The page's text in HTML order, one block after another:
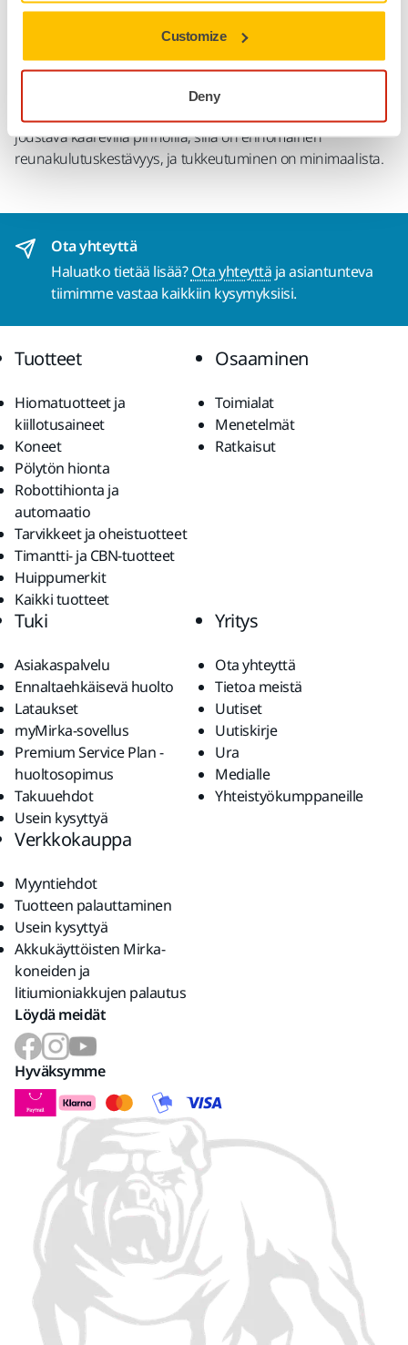
Customize
Deny
Lataukset
Coarse Cut on ihanteellinen kaikenlaiseen karkeahiontaan,
sillä tuotteessa on käytetty vahvistettua taustamateriaalia ja
Mirkan kehittämää Progressive Bond -tekniikkaa. Tuote on
joustava kaarevilla pinnoilla, sillä on erinomainen
reunakulutuskestävyys, ja tukkeutuminen on minimaalista.
Ota yhteyttä
Haluatko tietää lisää?Ota yhteyttä ja asiantunteva
tiimimme vastaa kaikkiin kysymyksiisi.
Tuotteet
Hiomatuotteet ja
kiillotusaineet
Koneet
Pölytön hionta
Robottihionta ja
automaatio
Tarvikkeet ja oheistuotteet
Timantti- ja CBN-tuotteet
Huippumerkit
Kaikki tuotteet
Osaaminen
Toimialat
Menetelmät
Ratkaisut
Tuki
Asiakaspalvelu
Ennaltaehkäisevä huolto
Lataukset
myMirka-sovellus
Premium Service Plan -
huoltosopimus
Takuuehdot
Usein kysyttyä
Yritys
Ota yhteyttä
Tietoa meistä
Uutiset
Uutiskirje
Ura
Medialle
Yhteistyökumppaneille
Verkkokauppa
Myyntiehdot
Tuotteen palauttaminen
Usein kysyttyä
Akkukäyttöisten Mirka-
koneiden ja
litiumioniakkujen palautus
Löydä meidät
Hyväksymme